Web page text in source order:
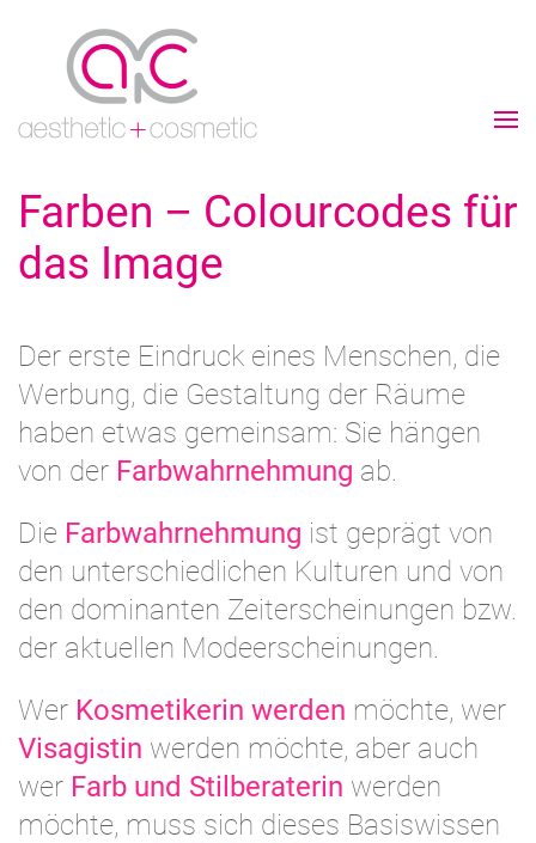
Farben – Colourcodes für
das Image
Der erste Eindruck eines Menschen, die
Werbung, die Gestaltung der Räume
haben etwas gemeinsam: Sie hängen
von der Farbwahrnehmung ab.
Die Farbwahrnehmung ist geprägt von
den unterschiedlichen Kulturen und von
den dominanten Zeiterscheinungen bzw.
der aktuellen Modeerscheinungen.
Wer Kosmetikerin werden möchte, wer
Visagistin werden möchte, aber auch
wer Farb und Stilberaterin werden
möchte, muss sich dieses Basiswissen